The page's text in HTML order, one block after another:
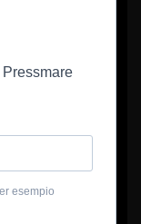
esempio